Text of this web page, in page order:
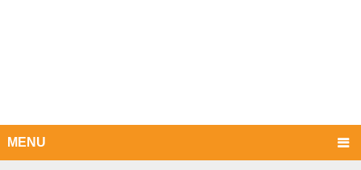
MENU